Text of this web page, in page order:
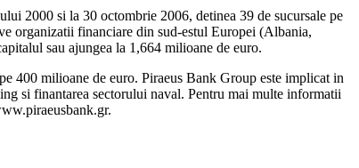
2000 si la 30 octombrie 2006, detinea 39 de sucursale pe
organizatii financiare din sud-estul Europei (Albania,
sau ajungea la 1,664 milioane de euro.
400 milioane de euro. Piraeus Bank Group este implicat in
si finantarea sectorului naval. Pentru mai multe informatii